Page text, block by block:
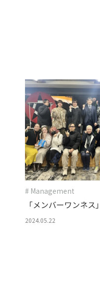
# Management
「メンバーワンネス
た！
2024.05.22